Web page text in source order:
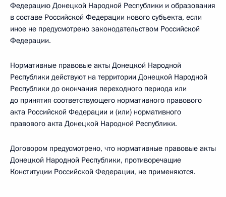
Федерацию Донецкой Народной Республики и образования
в составе Российской Федерации нового субъекта, если
иное не предусмотрено законодательством Российской
Федерации.
Нормативные правовые акты Донецкой Народной
Республики действуют на территории Донецкой Народной
Республики до окончания переходного периода или
до принятия соответствующего нормативного правового
акта Российской Федерации и (или) нормативного
правового акта Донецкой Народной Республики.
Договором предусмотрено, что нормативные правовые акты
Донецкой Народной Республики, противоречащие
Конституции Российской Федерации, не применяются.